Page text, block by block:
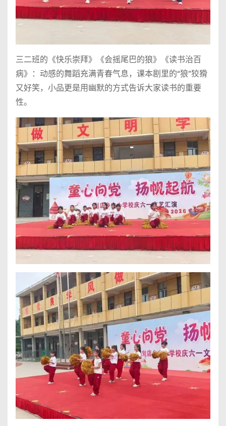
三二班的《快乐崇拜》《会摇尾巴的狼》《读书治百
病》：动感的舞蹈充满青春气息，课本剧里的“狼”狡猾
又好笑，小品更是用幽默的方式告诉大家读书的重要
性。